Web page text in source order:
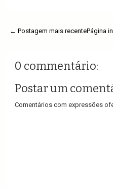
← Postagem mais recentePágina
0 commentário:
Postar um
Comentários com expressões